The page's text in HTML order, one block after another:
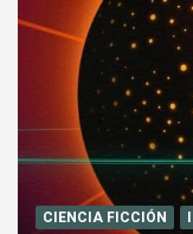
CIENCIA FICCIÓN